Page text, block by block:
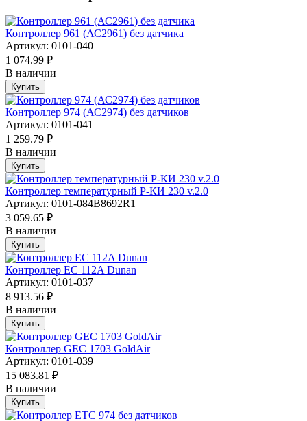
Контроллер 961 (АС2961) без датчика
Артикул: 0101-040
1 074.99 ₽
В наличии
Купить
Контроллер 974 (АС2974) без датчиков
Артикул: 0101-041
1 259.79 ₽
В наличии
Купить
Контроллер температурный Р-КИ 230 v.2.0
Артикул: 0101-084B8692R1
3 059.65 ₽
В наличии
Купить
Контроллер EC 112A Dunan
Артикул: 0101-037
8 913.56 ₽
В наличии
Купить
Контроллер GEC 1703 GoldAir
Артикул: 0101-039
15 083.81 ₽
В наличии
Купить